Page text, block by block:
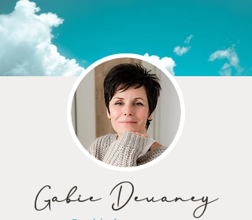
Gabie Devaney